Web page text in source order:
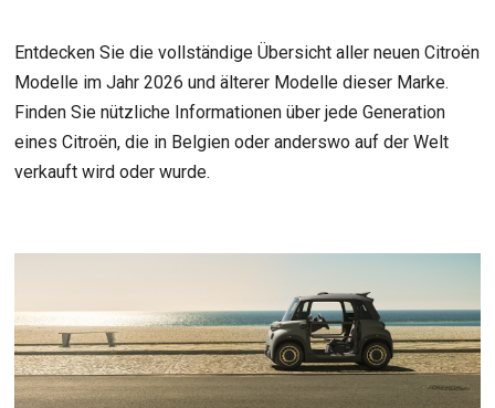
Entdecken Sie die vollständige Übersicht aller neuen Citroën
Modelle im Jahr 2026 und älterer Modelle dieser Marke.
Finden Sie nützliche Informationen über jede Generation
eines Citroën, die in Belgien oder anderswo auf der Welt
verkauft wird oder wurde.